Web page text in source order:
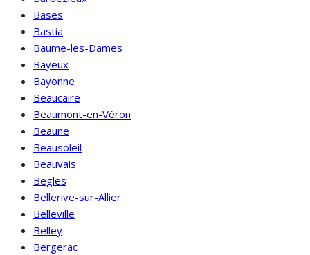
Bases
Bastia
Baume-les-Dames
Bayeux
Bayonne
Beaucaire
Beaumont-en-Véron
Beaune
Beausoleil
Beauvais
Begles
Bellerive-sur-Allier
Belleville
Belley
Bergerac